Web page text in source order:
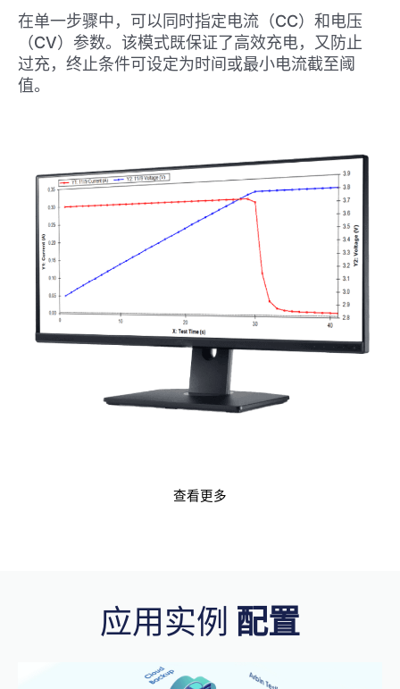
在单一步骤中，可以同时指定电流（CC）和电压
（CV）参数。该模式既保证了高效充电，又防止
过充，终止条件可设定为时间或最小电流截至阈
值。
查看更多
应用实例 配置